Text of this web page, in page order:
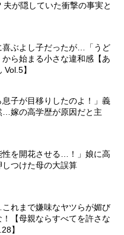
夫が隠していた衝撃の事実と
喜ぶよし子だったが…「うど
ら始まる小さな違和感【あ
】
息子が目移りしたのよ！」義
…嫁の高学歴が原因だと主
性を開花させる…！」娘に高
つけた母の大誤算
れまで嫌味なヤツらが媚び
【母親ならすべてを許さな
】